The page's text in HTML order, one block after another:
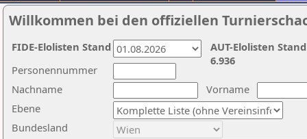
Willkommen bei den offiziellen
Nachname
Vorname
Ebene
Personennummer
Bundesland
AUT-Elolisten
6.936
FIDE-Elolisten Stand